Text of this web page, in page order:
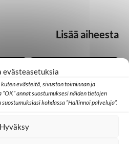
evästeasetuksia
evästeitä, sivuston toiminnan ja
annat suostumuksesi näiden tietojen
kohdassa ”Hallinnoi palveluja”.
Hyväksy
Lisää aiheesta
Kristinusko